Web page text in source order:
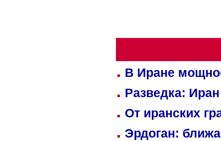
В Иране
Разведка:
От иранских
Эрдоган: